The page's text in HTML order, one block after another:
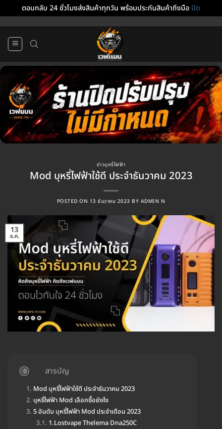
ตอบกลับ 24 ชั่วโมงส่งสินค้าทุกวัน พร้อมประกันสินค้าถึงมือปิด
ข่าวบุหรี่ไฟฟ้า
Mod บุหรี่ไฟฟ้าใช้ดี ประจำธันวาคม 2023
POSTED ON 13 ธันวาคม 2023 BY ADMIN N
13
ธ.ค.
สารบัญ
Mod บุหรี่ไฟฟ้าใช้ดี ประจำธันวาคม 2023
บุหรี่ไฟฟ้า Mod เลือกซื้อยังไง
5 อันดับ บุหรี่ไฟฟ้า Mod ประจำเดือน 2023
1.Lostvape Thelema Dna250C